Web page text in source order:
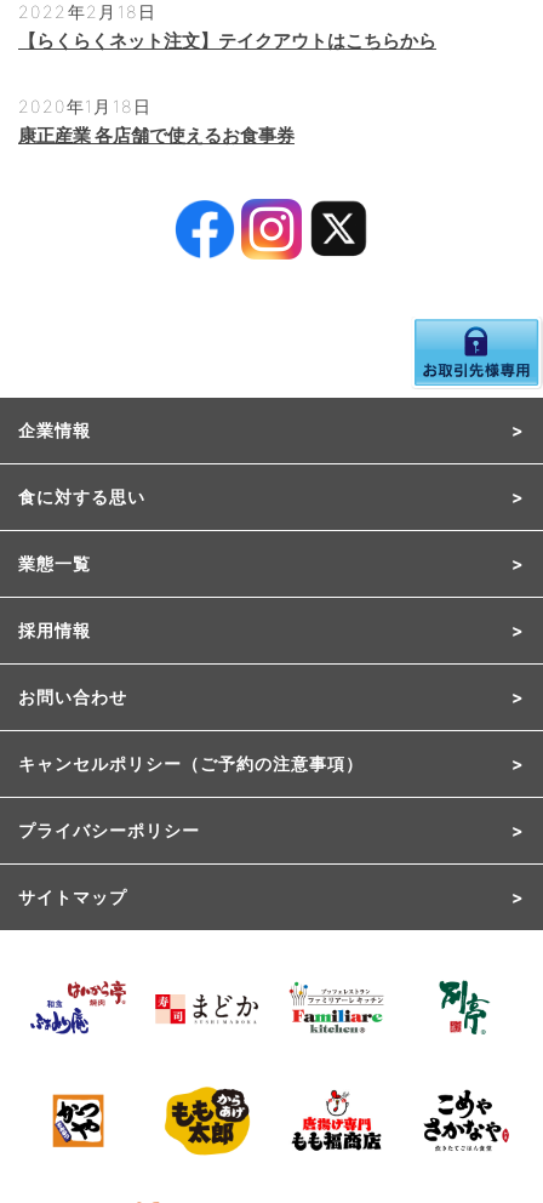
2022年2月18日
【らくらくネット注文】テイクアウトはこちらから
2020年1月18日
康正産業 各店舗で使えるお食事券
企業情報
食に対する思い
業態一覧
採用情報
お問い合わせ
キャンセルポリシー（ご予約の注意事項）
プライバシーポリシー
サイトマップ